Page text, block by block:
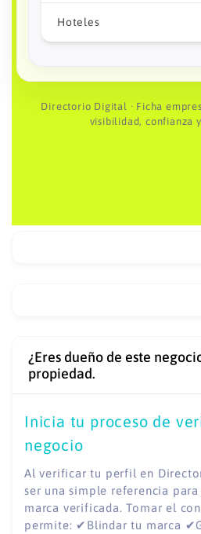
Hoteles
Directorio Digital · Ficha
visibilidad, confianza
¿Eres dueño de este
propiedad.
Inicia tu proceso de
negocio
Al verificar tu perfil en
ser una simple referencia
marca verificada. Tomar el
permite: ✔Blindar tu marca